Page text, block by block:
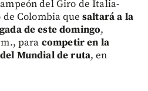
del Giro de Italia-
Colombia que saltará a la
de este domingo,
para competir en la
Mundial de ruta, en